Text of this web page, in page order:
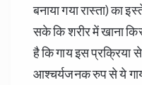
बनाया गया रास्ता) का
सके कि शरीर में खाना
है कि गाय इस प्रक्रिया
आश्चर्यजनक रुप से ये